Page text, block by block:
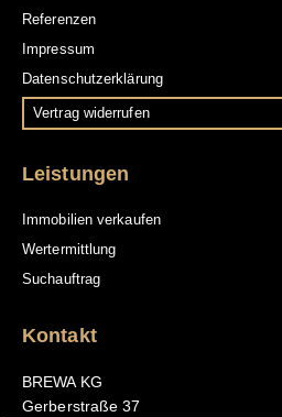
Referenzen
Impressum
Datenschutzerklärung
Vertrag widerrufen
Leistungen
Immobilien verkaufen
Wertermittlung
Suchauftrag
Kontakt
BREWA KG
Gerberstraße 37